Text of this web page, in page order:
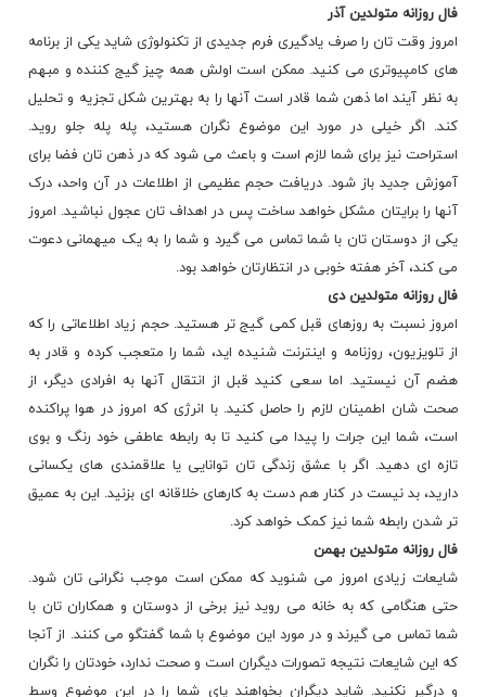
فال روزانه متولدین آذر
امروز وقت تان را صرف یادگیری فرم جدیدی از تکنولوژی شاید یکی از برنامه
های کامپیوتری می کنید. ممکن است اولش همه چیز گیج کننده و مبهم
به نظر آیند اما ذهن شما قادر است آنها را به بهترین شکل تجزیه و تحلیل
کند. اگر خیلی در مورد این موضوع نگران هستید، پله پله جلو روید.
استراحت نیز برای شما لازم است و باعث می شود که در ذهن تان فضا برای
آموزش جدید باز شود. دریافت حجم عظیمی از اطلاعات در آن واحد، درک
آنها را برایتان مشکل خواهد ساخت پس در اهداف تان عجول نباشید. امروز
یکی از دوستان تان با شما تماس می گیرد و شما را به یک میهمانی دعوت
می کند، آخر هفته خوبی در انتظارتان خواهد بود.
فال روزانه متولدین دی
امروز نسبت به روزهای قبل کمی گیج تر هستید. حجم زیاد اطلاعاتی را که
از تلویزیون، روزنامه و اینترنت شنیده اید، شما را متعجب کرده و قادر به
هضم آن نیستید. اما سعی کنید قبل از انتقال آنها به افرادی دیگر، از
صحت شان اطمینان لازم را حاصل کنید. با انرژی که امروز در هوا پراکنده
است، شما این جرات را پیدا می کنید تا به رابطه عاطفی خود رنگ و بوی
تازه ای دهید. اگر با عشق زندگی تان توانایی یا علاقمندی های یکسانی
دارید، بد نیست در کنار هم دست به کارهای خلاقانه ای بزنید. این به عمیق
تر شدن رابطه شما نیز کمک خواهد کرد.
فال روزانه متولدین بهمن
شایعات زیادی امروز می شنوید که ممکن است موجب نگرانی تان شود.
حتی هنگامی که به خانه می روید نیز برخی از دوستان و همکاران تان با
شما تماس می گیرند و در مورد این موضوع با شما گفتگو می کنند. از آنجا
که این شایعات نتیجه تصورات دیگران است و صحت ندارد، خودتان را نگران
و درگیر نکنید. شاید دیگران بخواهند پای شما را در این موضوع وسط